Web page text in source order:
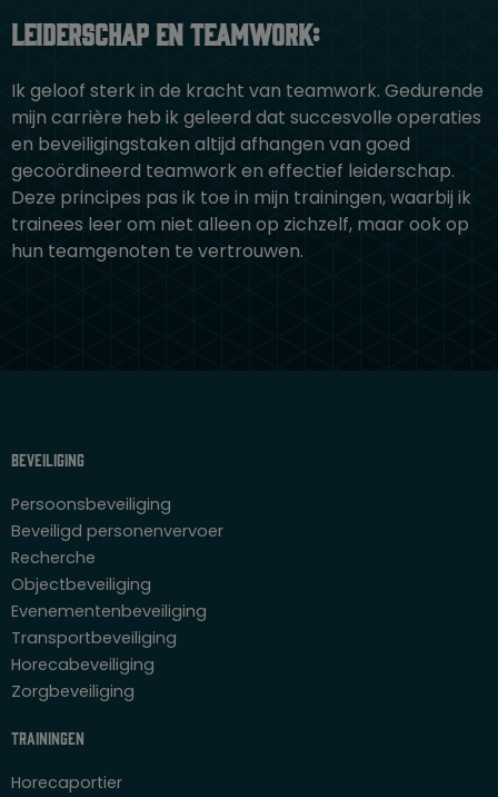
Leiderschap en Teamwork:
Ik geloof sterk in de kracht van teamwork. Gedurende
mijn carrière heb ik geleerd dat succesvolle operaties
en beveiligingstaken altijd afhangen van goed
gecoördineerd teamwork en effectief leiderschap.
Deze principes pas ik toe in mijn trainingen, waarbij ik
trainees leer om niet alleen op zichzelf, maar ook op
hun teamgenoten te vertrouwen.
Beveiliging
Persoonsbeveiliging
Beveiligd personenvervoer
Recherche
Objectbeveiliging
Evenementenbeveiliging
Transportbeveiliging
Horecabeveiliging
Zorgbeveiliging
Trainingen
Horecaportier